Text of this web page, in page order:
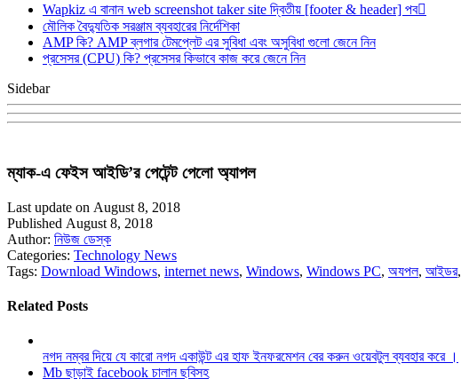
Wapkiz এ বানান web screenshot taker site দ্বিতীয় [footer & header] পব
মৌলিক বৈদ্যুতিক সরঞ্জাম ব্যবহারের নির্দেশিকা
AMP কি? AMP ব্লগার টেমপ্লেট এর সুবিধা এবং অসুবিধা গুলো জেনে নিন
প্রসেসর (CPU) কি? প্রসেসর কিভাবে কাজ করে জেনে নিন
Sidebar
ম্যাক-এ ফেইস আইডি’র পেটেন্ট পেলো অ্যাপল
Last update on August 8, 2018
Published August 8, 2018
Author: নিউজ ডেস্ক
Categories: Technology News
Tags: Download Windows, internet news, Windows, Windows PC, অযপল, আইডর,
Related Posts
নগদ নম্বর দিয়ে যে কারো নগদ একাউন্ট এর হাফ ইনফরমেশন বের করুন ওয়েবটুল ব্যবহার করে ।
Mb ছাড়াই facebook চালান ছবিসহ